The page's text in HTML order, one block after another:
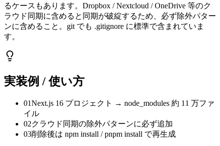
るケースもあります。Dropbox / Nextcloud / OneDrive 等のク
ラウド同期に含めると同期が破綻するため、必ず除外パター
ンに含めること。git でも .gitignore に標準で含まれていま
す。
実装例 / 使い方
01Next.js 16 プロジェクト → node_modules 約 11 万ファ
イル
02クラウド同期の除外パターンに必ず追加
03削除後は npm install / pnpm install で再生成